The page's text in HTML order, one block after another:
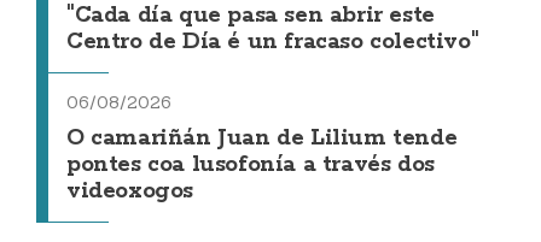
"Cada día que pasa sen abrir este
Centro de Día é un fracaso colectivo"
06/08/2026
O camariñán Juan de Lilium tende
pontes coa lusofonía a través dos
videoxogos